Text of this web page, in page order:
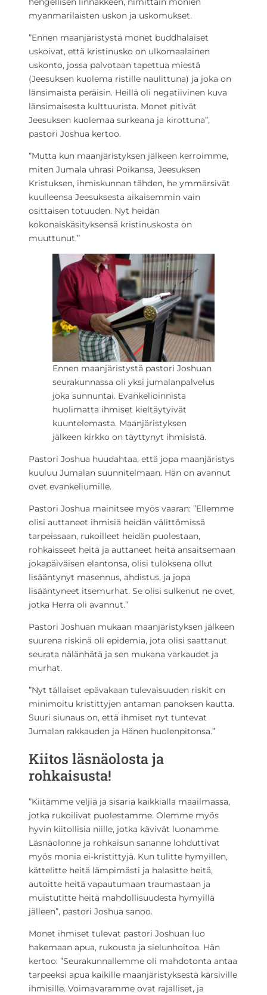
myanmarilaisten uskon ja uskomukset.
”Ennen maanjäristystä monet buddhalaiset
uskoivat, että kristinusko on ulkomaalainen
uskonto, jossa palvotaan tapettua miestä
(Jeesuksen kuolema ristille naulittuna) ja joka on
länsimaista peräisin. Heillä oli negatiivinen kuva
länsimaisesta kulttuurista. Monet pitivät
Jeesuksen kuolemaa surkeana ja kirottuna”,
pastori Joshua kertoo.
”Mutta kun maanjäristyksen jälkeen kerroimme,
miten Jumala uhrasi Poikansa, Jeesuksen
Kristuksen, ihmiskunnan tähden, he ymmärsivät
kuulleensa Jeesuksesta aikaisemmin vain
osittaisen totuuden. Nyt heidän
kokonaiskäsityksensä kristinuskosta on
muuttunut.”
Ennen maanjäristystä pastori Joshuan
seurakunnassa oli yksi jumalanpalvelus
joka sunnuntai. Evankelioinnista
huolimatta ihmiset kieltäytyivät
kuuntelemasta. Maanjäristyksen
jälkeen kirkko on täyttynyt ihmisistä.
Pastori Joshua huudahtaa, että jopa maanjäristys
kuuluu Jumalan suunnitelmaan. Hän on avannut
ovet evankeliumille.
Pastori Joshua mainitsee myös vaaran: ”Ellemme
olisi auttaneet ihmisiä heidän välittömissä
tarpeissaan, rukoilleet heidän puolestaan,
rohkaisseet heitä ja auttaneet heitä ansaitsemaan
jokapäiväisen elantonsa, olisi tuloksena ollut
lisääntynyt masennus, ahdistus, ja jopa
lisääntyneet itsemurhat. Se olisi sulkenut ne ovet,
jotka Herra oli avannut.”
Pastori Joshuan mukaan maanjäristyksen jälkeen
suurena riskinä oli epidemia, jota olisi saattanut
seurata nälänhätä ja sen mukana varkaudet ja
murhat.
”Nyt tällaiset epävakaan tulevaisuuden riskit on
minimoitu kristittyjen antaman panoksen kautta.
Suuri siunaus on, että ihmiset nyt tuntevat
Jumalan rakkauden ja Hänen huolenpitonsa.”
Kiitos läsnäolosta ja
rohkaisusta!
”Kiitämme veljiä ja sisaria kaikkialla maailmassa,
jotka rukoilivat puolestamme. Olemme myös
hyvin kiitollisia niille, jotka kävivät luonamme.
Läsnäolonne ja rohkaisun sananne lohduttivat
myös monia ei-kristittyjä. Kun tulitte hymyillen,
kättelitte heitä lämpimästi ja halasitte heitä,
autoitte heitä vapautumaan traumastaan ja
muistutitte heitä mahdollisuudesta hymyillä
jälleen”, pastori Joshua sanoo.
Monet ihmiset tulevat pastori Joshuan luo
hakemaan apua, rukousta ja sielunhoitoa. Hän
kertoo: ”Seurakunnallemme oli mahdotonta antaa
tarpeeksi apua kaikille maanjäristyksestä kärsiville
ihmisille. Voimavaramme ovat rajalliset, ja